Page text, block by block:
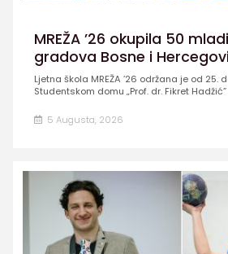
MREŽA ’26 okupila 50
gradova Bosne i
Ljetna škola MREŽA ’26 održana je od 25.
Studentskom domu „Prof. dr. Fikret Hadžić”
5 Augusta, 2026